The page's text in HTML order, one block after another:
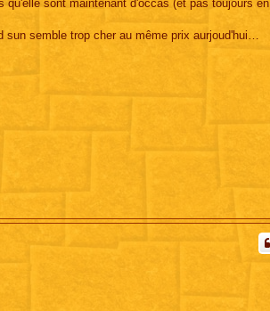
sont maintenant d'occas (et pas toujours en
semble trop cher au même prix aurjoud'hui…